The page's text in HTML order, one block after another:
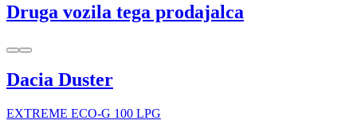
Druga vozila tega prodajalca
Dacia Duster
EXTREME ECO-G 100 LPG